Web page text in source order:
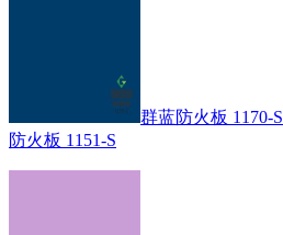
群蓝防火板 1170-S
防火板 1151-S